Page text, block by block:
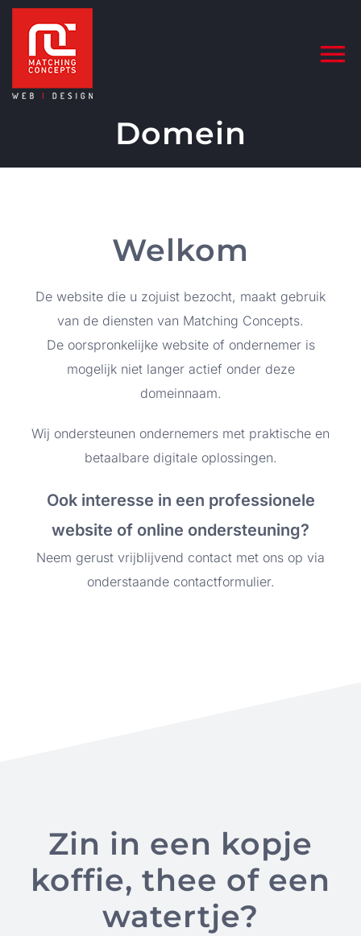
Ga
inhoud
Domein
Welkom
De website die u zojuist bezocht, maakt gebruik
van de diensten van Matching Concepts.
De oorspronkelijke website of ondernemer is
mogelijk niet langer actief onder deze
domeinnaam.
Wij ondersteunen ondernemers met praktische en
betaalbare digitale oplossingen.
Ook interesse in een professionele
website of online ondersteuning?
Neem gerust vrijblijvend contact met ons op via
onderstaande contactformulier.
Zin in een kopje
koffie, thee of een
watertje?